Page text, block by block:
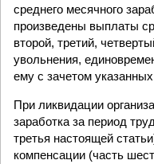
среднего месячного
произведены выплаты
второй, третий,
увольнения,
ему с зачетом
При ликвидации
заработка за период
третья настоящей
компенсации (часть